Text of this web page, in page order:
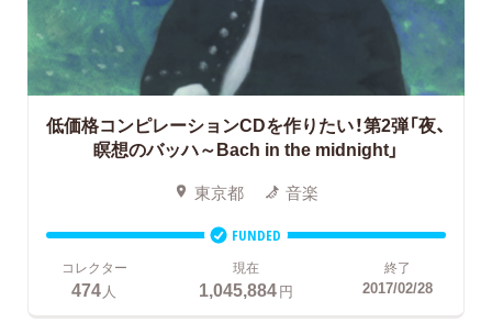
低価格コンピレーションCDを作りたい！第2弾「夜、
瞑想のバッハ～Bach in the midnight」
東京都 音楽
FUNDED
コレクター
474人
現在
1,045,884円
終了
2017/02/28